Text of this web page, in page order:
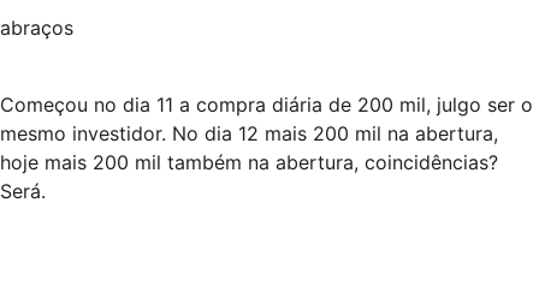
abraços
Começou no dia 11 a compra diária de 200 mil, julgo ser o
mesmo investidor. No dia 12 mais 200 mil na abertura,
hoje mais 200 mil também na abertura, coincidências?
Será.